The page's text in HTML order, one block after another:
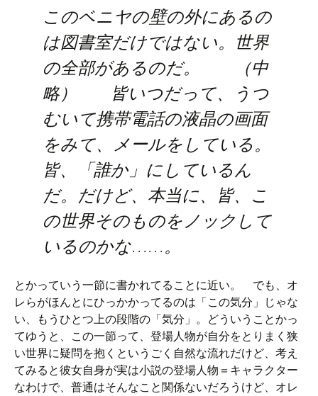
このベニヤの壁の外にあるの
は図書室だけではない。世界
の全部があるのだ。 （中
略） 皆いつだって、うつ
むいて携帯電話の液晶の画面
をみて、メールをしている。
皆、「誰か」にしているん
だ。だけど、本当に、皆、こ
の世界そのものをノックして
いるのかな……。
とかっていう一節に書かれてることに近い。 でも、オ
レらがほんとにひっかかってるのは「この気分」じゃな
い、もうひとつ上の段階の「気分」。どういうことかっ
てゆうと、この一節って、登場人物が自分をとりまく狭
い世界に疑問を抱くというごく自然な流れだけど、考え
てみると彼女自身が実は小説の登場人物＝キャラクター
なわけで、普通はそんなこと関係ないだろうけど、オレ